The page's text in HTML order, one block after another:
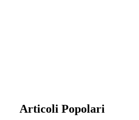
Articoli Popolari